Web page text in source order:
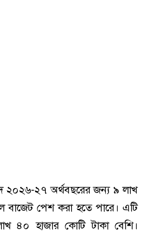
২০২৬-২৭ অর্থবছরের জন্য ৯ লাখ
বাজেট পেশ করা হতে পারে। এটি
৪০ হাজার কোটি টাকা বেশি।